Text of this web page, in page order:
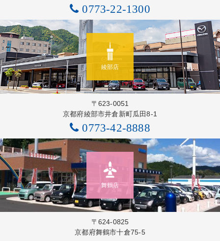
0773-22-1300
綾部店
〒623-0051
京都府綾部市井倉新町瓜田8-1
0773-42-8888
舞鶴店
〒624-0825
京都府舞鶴市十倉75-5